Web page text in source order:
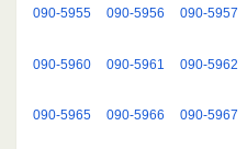
090-5955 090-5956 090-5957
090-5960 090-5961 090-5962
090-5965 090-5966 090-5967